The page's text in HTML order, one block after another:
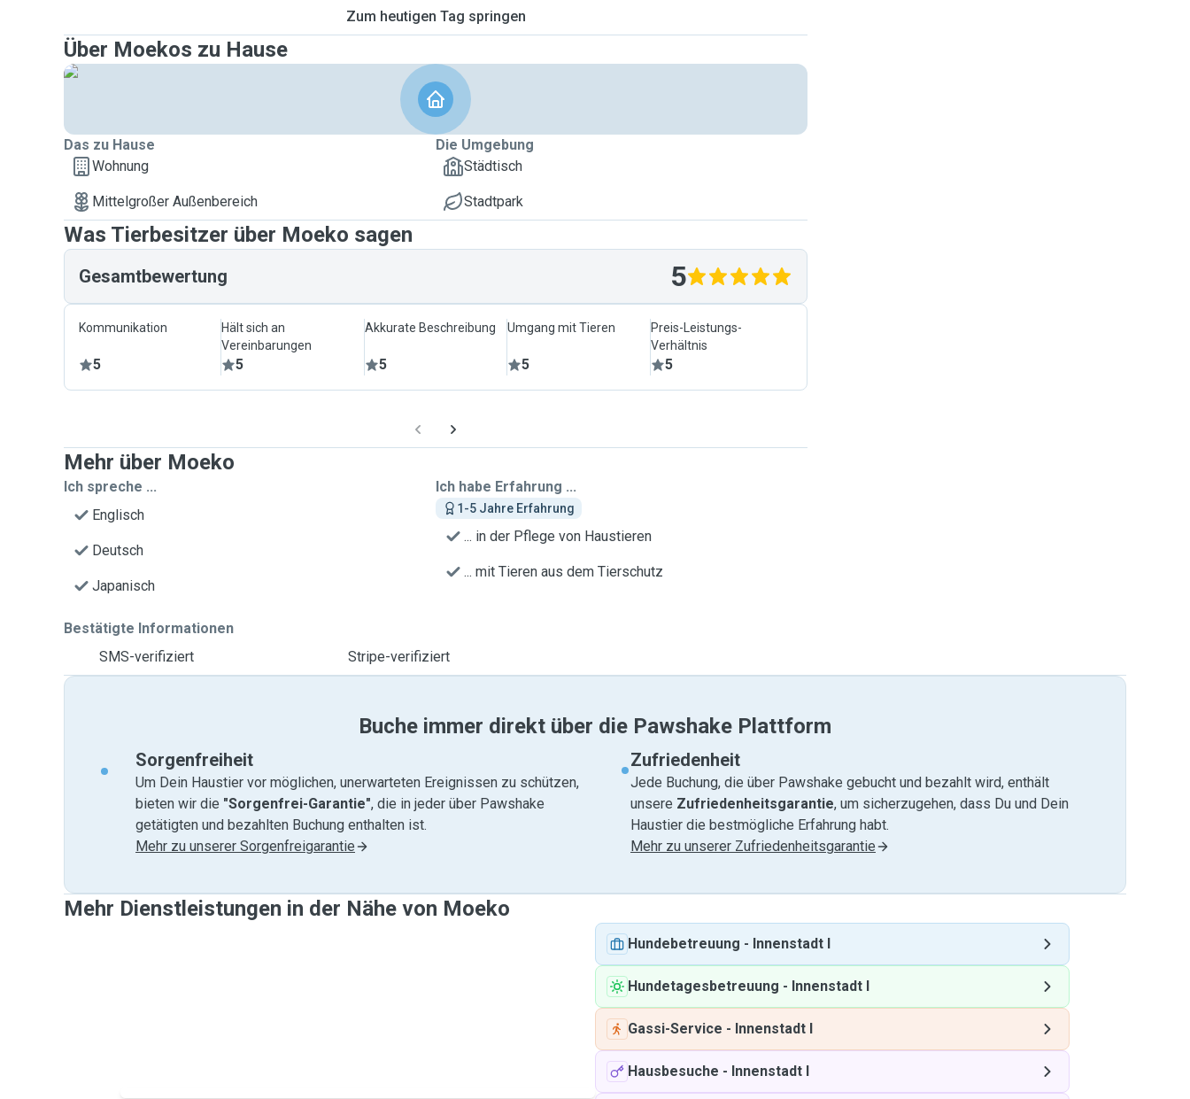
Zum heutigen Tag springen
Über Moekos zu Hause
Das zu Hause
Wohnung
Mittelgroßer Außenbereich
Die Umgebung
Städtisch
Stadtpark
Was Tierbesitzer über Moeko sagen
Gesamtbewertung 5
Kommunikation
5
Hält sich an
Vereinbarungen
5
Akkurate Beschreibung
5
Umgang mit Tieren
5
Preis-Leistungs-
Verhältnis
5
Mehr über Moeko
Ich spreche ...
Englisch
Deutsch
Japanisch
Ich habe Erfahrung ...
1-5 Jahre Erfahrung
... in der Pflege von Haustieren
... mit Tieren aus dem Tierschutz
Bestätigte Informationen
SMS-verifiziert
Stripe-verifiziert
Buche immer direkt über die Pawshake Plattform
Sorgenfreiheit
Um Dein Haustier vor möglichen, unerwarteten Ereignissen zu schützen,
bieten wir die "Sorgenfrei-Garantie", die in jeder über Pawshake
getätigten und bezahlten Buchung enthalten ist.
Mehr zu unserer Sorgenfreigarantie
Zufriedenheit
Jede Buchung, die über Pawshake gebucht und bezahlt wird, enthält
unsere Zufriedenheitsgarantie, um sicherzugehen, dass Du und Dein
Haustier die bestmögliche Erfahrung habt.
Mehr zu unserer Zufriedenheitsgarantie
Mehr Dienstleistungen in der Nähe von Moeko
Hundebetreuung - Innenstadt I
Hundetagesbetreuung - Innenstadt I
Gassi-Service - Innenstadt I
Hausbesuche - Innenstadt I